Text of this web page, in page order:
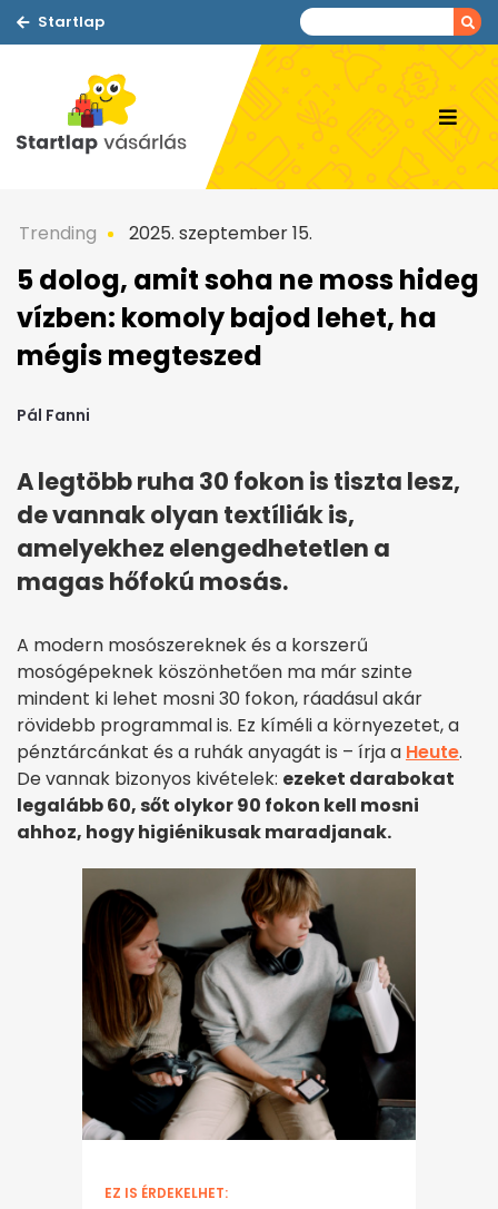
Startlap
Trending 2025. szeptember 15.
5 dolog, amit soha ne moss hideg
vízben: komoly bajod lehet, ha
mégis megteszed
Pál Fanni
A legtöbb ruha 30 fokon is tiszta lesz,
de vannak olyan textíliák is,
amelyekhez elengedhetetlen a
magas hőfokú mosás.
A modern mosószereknek és a korszerű
mosógépeknek köszönhetően ma már szinte
mindent ki lehet mosni 30 fokon, ráadásul akár
rövidebb programmal is. Ez kíméli a környezetet, a
pénztárcánkat és a ruhák anyagát is – írja a Heute.
De vannak bizonyos kivételek: ezeket darabokat
legalább 60, sőt olykor 90 fokon kell mosni
ahhoz, hogy higiénikusak maradjanak.
EZ IS ÉRDEKELHET: